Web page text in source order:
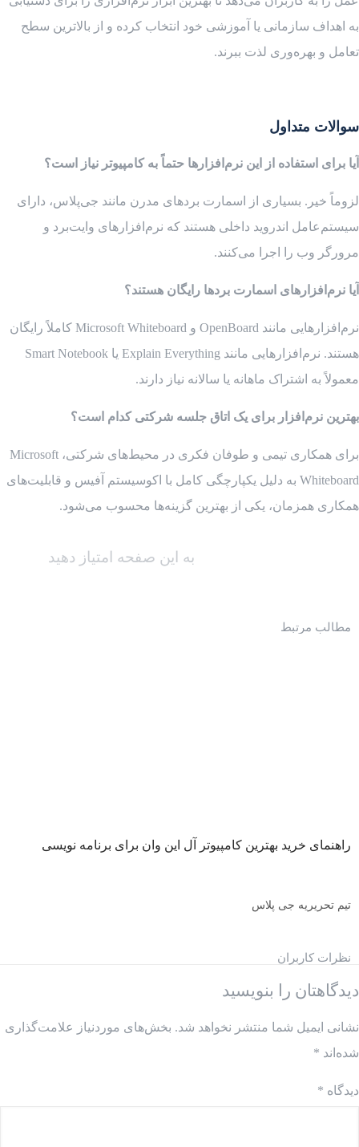
به اهداف سازمانی یا آموزشی خود انتخاب کرده و از بالاترین سطح
تعامل و بهره‌وری لذت ببرند.
سوالات متداول
آیا برای استفاده از این نرم‌افزارها حتماً به کامپیوتر نیاز است؟
لزوماً خیر. بسیاری از اسمارت بردهای مدرن مانند جی‌پلاس، دارای
سیستم‌عامل اندروید داخلی هستند که نرم‌افزارهای وایت‌برد و
مرورگر وب را اجرا می‌کنند.
آیا نرم‌افزارهای اسمارت بردها رایگان هستند؟
نرم‌افزارهایی مانند OpenBoard و Microsoft Whiteboard کاملاً رایگان
هستند. نرم‌افزارهایی مانند Explain Everything یا Smart Notebook
معمولاً به اشتراک ماهانه یا سالانه نیاز دارند.
بهترین نرم‌افزار برای یک اتاق جلسه شرکتی کدام است؟
برای همکاری تیمی و طوفان فکری در محیط‌های شرکتی، Microsoft
Whiteboard به دلیل یکپارچگی کامل با اکوسیستم آفیس و قابلیت‌های
همکاری همزمان، یکی از بهترین گزینه‌ها محسوب می‌شود.
به این صفحه امتیاز دهید
مطالب مرتبط
راهنمای خرید بهترین کامپیوتر آل این وان برای برنامه نویسی
تیم تحریریه جی پلاس
نظرات کاربران
دیدگاهتان را بنویسید
نشانی ایمیل شما منتشر نخواهد شد. بخش‌های موردنیاز علامت‌گذاری
شده‌اند *
دیدگاه *